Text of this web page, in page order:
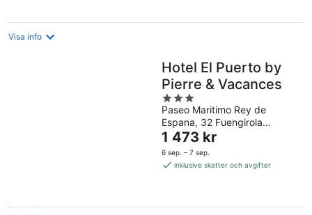
Visa info
Hotel El Puerto by
Pierre & Vacances
3
out
of
5
Paseo Maritimo Rey de
Espana, 32 Fuengirola
Malaga
Priset
är
1 473 kr
1 473 kr
6 sep. – 7 sep.
inklusive skatter och avgifter